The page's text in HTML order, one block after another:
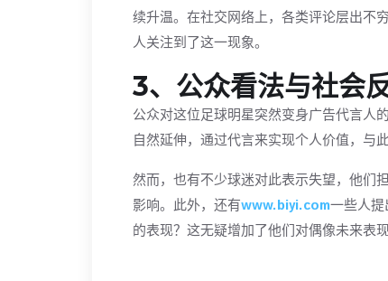
续升温。在社交网络上，各类评论层出不
人关注到了这一现象。
3、公众看法与社会
公众对这位足球明星突然变身广告代言人
自然延伸，通过代言来实现个人价值，与
然而，也有不少球迷对此表示失望，他们
影响。此外，还有www.biyi.com一些人
的表现？这无疑增加了他们对偶像未来表现